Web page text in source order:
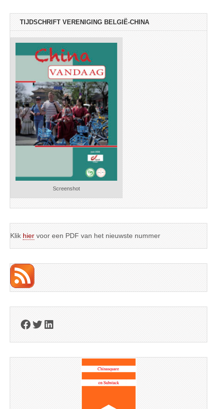
TIJDSCHRIFT VERENIGING BELGIË-CHINA
Screenshot
Klik hier voor een PDF van het nieuwste nummer
Facebook
Twitter
LinkedIn